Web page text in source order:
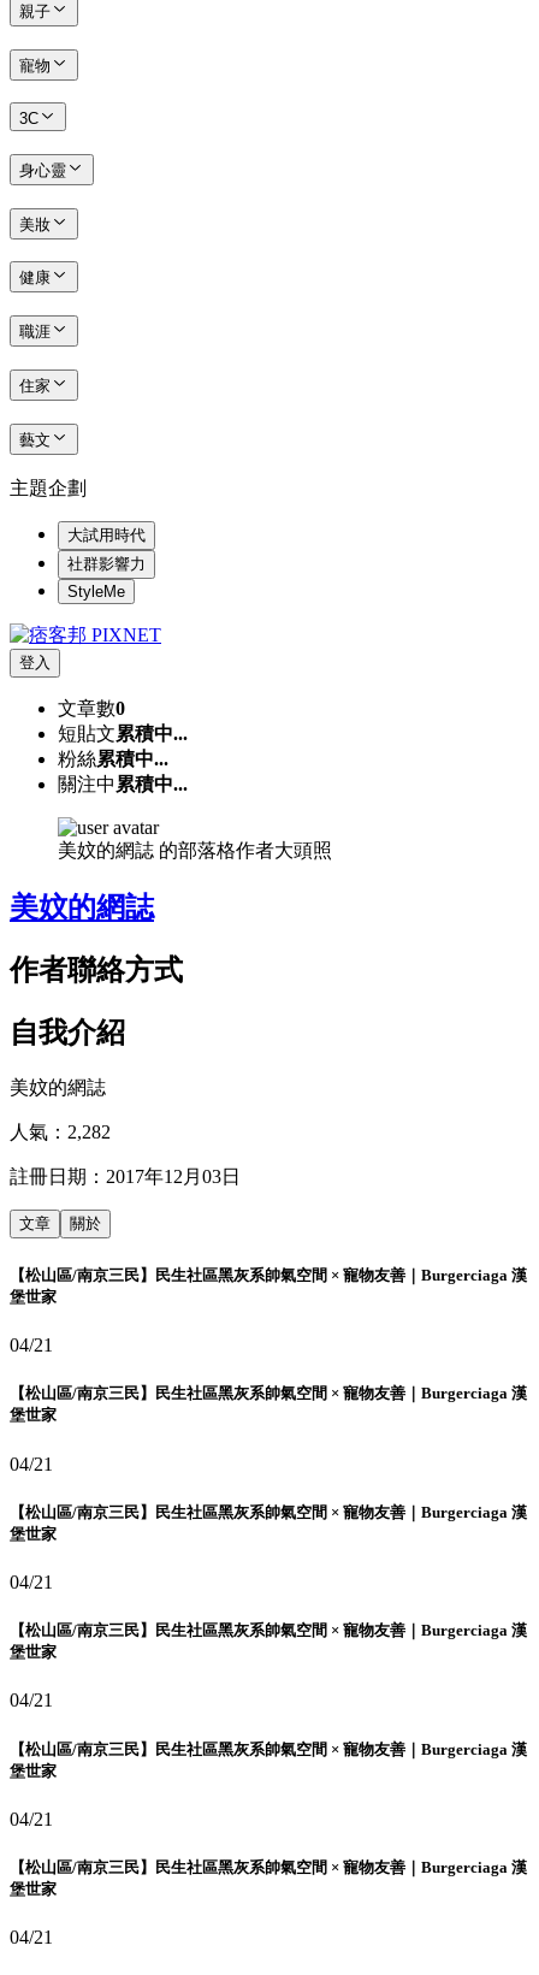
親子
寵物
3C
身心靈
美妝
健康
職涯
住家
藝文
主題企劃
大試用時代
社群影響力
StyleMe
登入
文章數0
短貼文累積中...
粉絲累積中...
關注中 累積中...
美妏的網誌 的部落格作者大頭照
美妏的網誌
作者聯絡方式
自我介紹
美妏的網誌
人氣： 2,282
註冊日期： 2017年12月03日
文章 關於
【松山區/南京三民】民生社區黑灰系帥氣空間 × 寵物友善｜Burgerciaga 漢
堡世家
04/21
【松山區/南京三民】民生社區黑灰系帥氣空間 × 寵物友善｜Burgerciaga 漢
堡世家
04/21
【松山區/南京三民】民生社區黑灰系帥氣空間 × 寵物友善｜Burgerciaga 漢
堡世家
04/21
【松山區/南京三民】民生社區黑灰系帥氣空間 × 寵物友善｜Burgerciaga 漢
堡世家
04/21
【松山區/南京三民】民生社區黑灰系帥氣空間 × 寵物友善｜Burgerciaga 漢
堡世家
04/21
【松山區/南京三民】民生社區黑灰系帥氣空間 × 寵物友善｜Burgerciaga 漢
堡世家
04/21